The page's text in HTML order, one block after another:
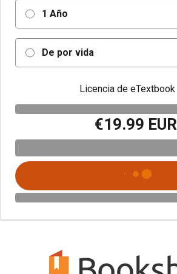
1 Año
De por vida
Licencia de eTextbook
€19.99 EUR